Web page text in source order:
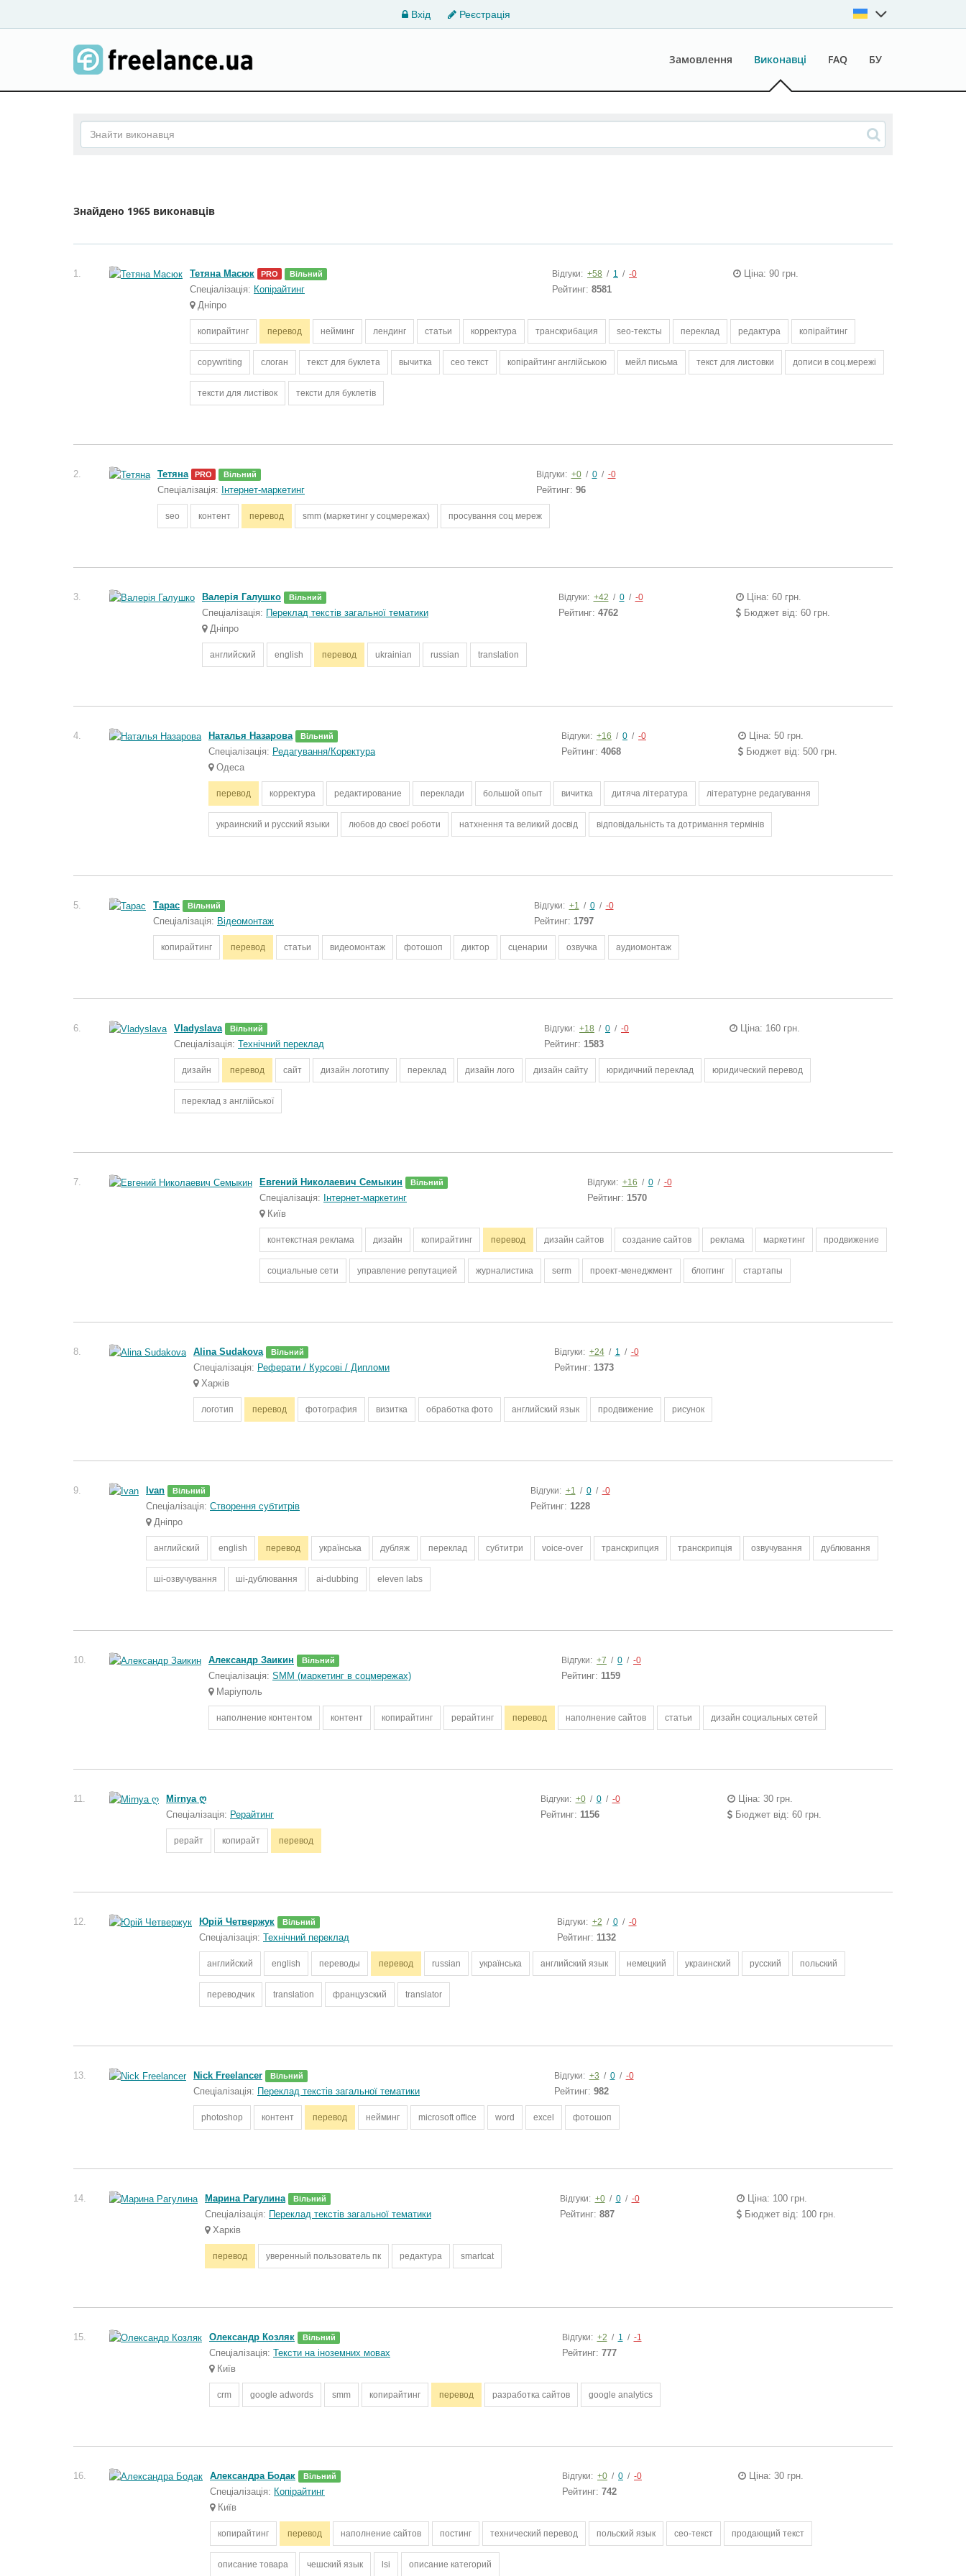
Вхід Реєстрація
Замовлення Виконавці FAQ БУ
Знайдено 1965 виконавців
1. Тетяна Масюк PRO Вільний
Спеціалізація: Копірайтинг
Дніпро
Відгуки: +58 / 1 / -0
Рейтинг: 8581
Ціна: 90 грн.
копирайтинг перевод нейминг лендинг статьи корректура транскрибация seo-тексты переклад редактура копірайтинг
copywriting слоган текст для буклета вычитка сео текст копірайтинг англійською мейл письма текст для листовки дописи в соц.мережі
тексти для листівок тексти для буклетів
2. Тетяна PRO Вільний
Спеціалізація: Інтернет-маркетинг
Відгуки: +0 / 0 / -0
Рейтинг: 96
seo контент перевод smm (маркетинг у соцмережах) просування соц мереж
3. Валерія Галушко Вільний
Спеціалізація: Переклад текстів загальної тематики
Дніпро
Відгуки: +42 / 0 / -0
Рейтинг: 4762
Ціна: 60 грн.
Бюджет від: 60 грн.
английский english перевод ukrainian russian translation
4. Наталья Назарова Вільний
Спеціалізація: Редагування/Коректура
Одеса
Відгуки: +16 / 0 / -0
Рейтинг: 4068
Ціна: 50 грн.
Бюджет від: 500 грн.
перевод корректура редактирование переклади большой опыт вичитка дитяча література літературне редагування
украинский и русский языки любов до своєї роботи натхнення та великий досвід відповідальність та дотримання термінів
5. Тарас Вільний
Спеціалізація: Відеомонтаж
Відгуки: +1 / 0 / -0
Рейтинг: 1797
копирайтинг перевод статьи видеомонтаж фотошоп диктор сценарии озвучка аудиомонтаж
6. Vladyslava Вільний
Спеціалізація: Технічний переклад
Відгуки: +18 / 0 / -0
Рейтинг: 1583
Ціна: 160 грн.
дизайн перевод сайт дизайн логотипу переклад дизайн лого дизайн сайту юридичний переклад юридический перевод
переклад з англійської
7. Евгений Николаевич Семыкин Вільний
Спеціалізація: Інтернет-маркетинг
Київ
Відгуки: +16 / 0 / -0
Рейтинг: 1570
контекстная реклама дизайн копирайтинг перевод дизайн сайтов создание сайтов реклама маркетинг продвижение
социальные сети управление репутацией журналистика serm проект-менеджмент блоггинг стартапы
8. Alina Sudakova Вільний
Спеціалізація: Реферати / Курсові / Дипломи
Харків
Відгуки: +24 / 1 / -0
Рейтинг: 1373
логотип перевод фотография визитка обработка фото английский язык продвижение рисунок
9. Ivan Вільний
Спеціалізація: Створення субтитрів
Дніпро
Відгуки: +1 / 0 / -0
Рейтинг: 1228
английский english перевод українська дубляж переклад субтитри voice-over транскрипция транскрипція озвучування дублювання
ші-озвучування ші-дублювання ai-dubbing eleven labs
10. Александр Заикин Вільний
Спеціалізація: SMM (маркетинг в соцмережах)
Маріуполь
Відгуки: +7 / 0 / -0
Рейтинг: 1159
наполнение контентом контент копирайтинг рерайтинг перевод наполнение сайтов статьи дизайн социальных сетей
11.
Mirnya ღ
Спеціалізація: Рерайтинг
Відгуки: +0 / 0 / -0
Рейтинг: 1156
Ціна: 30 грн.
Бюджет від: 60 грн.
рерайт копирайт перевод
12. Юрій Четвержук Вільний
Спеціалізація: Технічний переклад
Відгуки: +2 / 0 / -0
Рейтинг: 1132
английский english переводы перевод russian українська английский язык немецкий украинский русский польский
переводчик translation французский translator
13. Nick Freelancer Вільний
Спеціалізація: Переклад текстів загальної тематики
Відгуки: +3 / 0 / -0
Рейтинг: 982
photoshop контент перевод нейминг microsoft office word excel фотошоп
14. Марина Рагулина Вільний
Спеціалізація: Переклад текстів загальної тематики
Харків
Відгуки: +0 / 0 / -0
Рейтинг: 887
Ціна: 100 грн.
Бюджет від: 100 грн.
перевод уверенный пользователь пк редактура smartcat
15. Олександр Козляк Вільний
Спеціалізація: Тексти на іноземних мовах
Київ
Відгуки: +2 / 1 / -1
Рейтинг: 777
crm google adwords smm копирайтинг перевод разработка сайтов google analytics
16. Александра Бодак Вільний
Спеціалізація: Копірайтинг
Київ
Відгуки: +0 / 0 / -0
Рейтинг: 742
Ціна: 30 грн.
копирайтинг перевод наполнение сайтов постинг технический перевод польский язык сео-текст продающий текст
описание товара чешский язык lsi описание категорий